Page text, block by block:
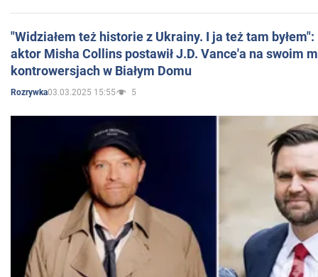
"Widziałem też historie z Ukrainy. I ja też tam
aktor Misha Collins postawił J.D. Vance'a na swoim
kontrowersjach w Białym Domu
Rozrywka03.03.2025 15:55 5